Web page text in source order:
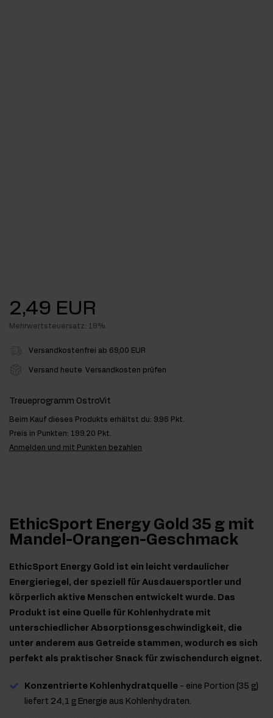
2,49 EUR
Mehrwertsteuersatz: 19%
Versandkostenfrei ab 69,00 EUR
Versand heute Versandkosten prüfen
Treueprogramm OstroVit
Beim Kauf dieses Produkts erhältst du: 9.96 Pkt.
Preis in Punkten: 199.20 Pkt.
Anmelden und mit Punkten bezahlen
EthicSport Energy Gold 35 g mit
Mandel-Orangen-Geschmack
EthicSport Energy Gold ist ein leicht verdaulicher
Energieriegel, der speziell für Ausdauersportler und
körperlich aktive Menschen entwickelt wurde. Das
Produkt ist eine Quelle für Kohlenhydrate mit
unterschiedlicher Absorptionsgeschwindigkeit, die
unter anderem aus Getreide stammen, wodurch es sich
perfekt als praktischer Snack für zwischendurch eignet.
Konzentrierte Kohlenhydratquelle - eine Portion (35 g)
liefert 24,1 g Energie aus Kohlenhydraten.